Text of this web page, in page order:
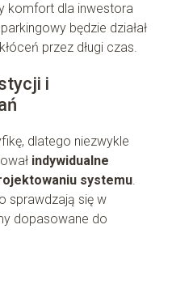
komfort dla inwestora
będzie działał
przez długi czas.
i
dlatego niezwykle
indywidualne
systemu.
sprawdzają się w
dopasowane do